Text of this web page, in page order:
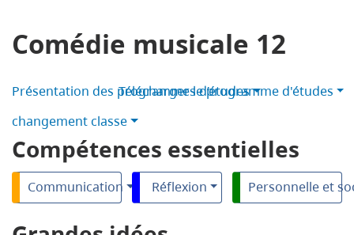
Comédie musicale 12
Télécharger le programme d'études
Présentation des programmes d’études
changement classe
Compétences essentielles
Communication Réflexion Personnelle et